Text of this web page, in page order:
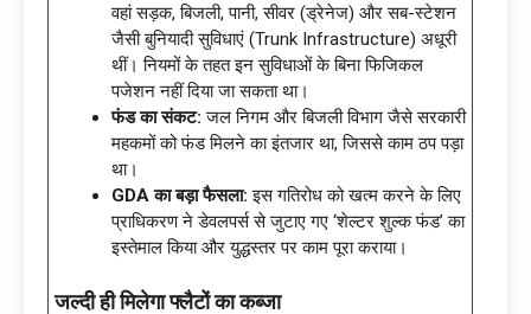
वहां सड़क, बिजली, पानी, सीवर (ड्रेनेज) और सब-स्टेशन
जैसी बुनियादी सुविधाएं (Trunk Infrastructure) अधूरी
थीं। नियमों के तहत इन सुविधाओं के बिना फिजिकल
पजेशन नहीं दिया जा सकता था।
फंड का संकट: जल निगम और बिजली विभाग जैसे सरकारी
महकमों को फंड मिलने का इंतजार था, जिससे काम ठप पड़ा
था।
GDA का बड़ा फैसला: इस गतिरोध को खत्म करने के लिए
प्राधिकरण ने डेवलपर्स से जुटाए गए ‘शेल्टर शुल्क फंड’ का
इस्तेमाल किया और युद्धस्तर पर काम पूरा कराया।
जल्दी ही मिलेगा फ्लैटों का कब्जा